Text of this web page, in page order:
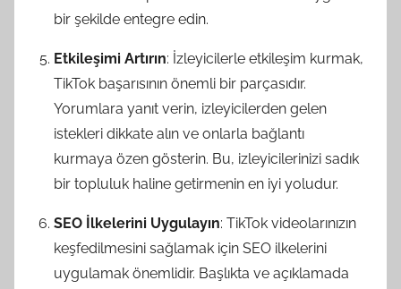
bir şekilde entegre edin.
Etkileşimi Artırın: İzleyicilerle etkileşim kurmak,
TikTok başarısının önemli bir parçasıdır.
Yorumlara yanıt verin, izleyicilerden gelen
istekleri dikkate alın ve onlarla bağlantı
kurmaya özen gösterin. Bu, izleyicilerinizi sadık
bir topluluk haline getirmenin en iyi yoludur.
SEO İlkelerini Uygulayın: TikTok videolarınızın
keşfedilmesini sağlamak için SEO ilkelerini
uygulamak önemlidir. Başlıkta ve açıklamada